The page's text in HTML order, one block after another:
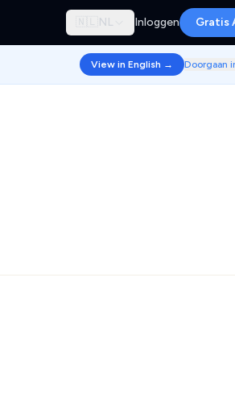
🇳🇱 NL Inloggen Gratis
View in English → Doorgaan